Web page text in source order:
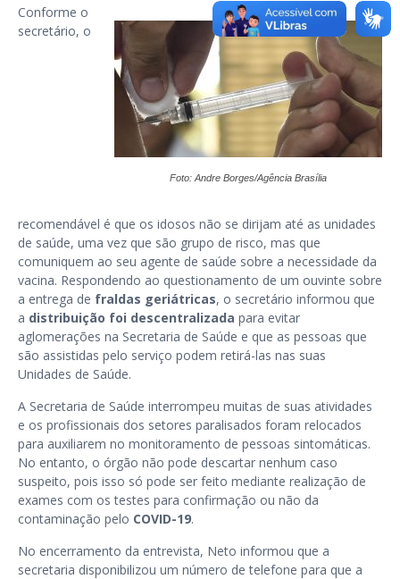
Foto: Andre Borges/Agência Brasília
Conforme o
secretário, o
recomendável é que os idosos não se dirijam até as unidades
de saúde, uma vez que são grupo de risco, mas que
comuniquem ao seu agente de saúde sobre a necessidade da
vacina. Respondendo ao questionamento de um ouvinte sobre
a entrega de fraldas geriátricas, o secretário informou que
a distribuição foi descentralizada para evitar
aglomerações na Secretaria de Saúde e que as pessoas que
são assistidas pelo serviço podem retirá-las nas suas
Unidades de Saúde.
A Secretaria de Saúde interrompeu muitas de suas atividades
e os profissionais dos setores paralisados foram relocados
para auxiliarem no monitoramento de pessoas sintomáticas.
No entanto, o órgão não pode descartar nenhum caso
suspeito, pois isso só pode ser feito mediante realização de
exames com os testes para confirmação ou não da
contaminação pelo COVID-19.
No encerramento da entrevista, Neto informou que a
secretaria disponibilizou um número de telefone para que a